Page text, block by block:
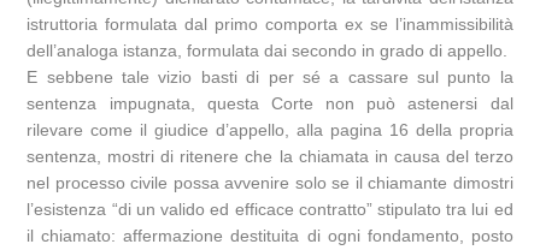
istruttoria formulata dal primo comporta ex se l’inammissibilità
dell’analoga istanza, formulata dai secondo in grado di appello.
E sebbene tale vizio basti di per sé a cassare sul punto la
sentenza impugnata, questa Corte non può astenersi dal
rilevare come il giudice d’appello, alla pagina 16 della propria
sentenza, mostri di ritenere che la chiamata in causa del terzo
nel processo civile possa avvenire solo se il chiamante dimostri
l’esistenza “di un valido ed efficace contratto” stipulato tra lui ed
il chiamato: affermazione destituita di ogni fondamento, posto